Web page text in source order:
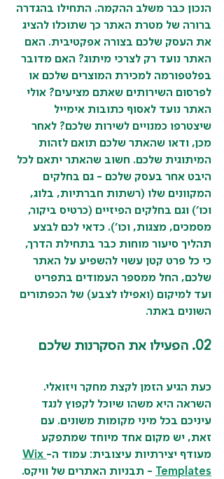
הנכון כבר משלב ההקמה. התחילו בהגדרה
ברורה של מטרת האתר כך שתוכלו להציג
את העסק שלכם בצורה אפקטיבית. האם
האתר נועד רק לצרכי מיתוג? האם מדובר
בפלטפורמה למכירת המוצרים שלכם או
לפרסום השירותים שאתם מציעים? אולי
האתר נועד לאסוף כתובות אימייל
שיצטרפו כמנויים לשירות שלכם? לאחר
מכן, ודאו שהאתר שלכם תואם לזהות
המיתוגית שלכם. חשוב שהאתר יתאם לכל
היבט אחר בעסק שלכם - גם בחלקים
המקוונים שלו (רשתות חברתיות, בלוג,
וכו') וגם בחלקים הפיזיים (כרטיס ביקור,
מסמכים, מצגות, וכו'). כדאי לכם לבצע
תהליך סיעור מוחות כבר בתחילת הדרך,
כי כל פרט קטן עשוי להשפיע על האתר
שלכם, החל ממספר העמודים בתפריט
ועד למיקום (ואפילו לצבע) של הכפתורים
השונים באתר.
02. הפעילו את הסקרנות שלכם
כעת הגיע הזמן לקצת מחקר ויזואלי.
השראה היא משהו שיוכל לקפוץ לנגד
עיניכם בכל מיני מקומות משונים. עם
זאת, יש מקום אחד מיוחד שמתפקע
מעודף יצירתיות עיצובית: עמוד ה- Wix
Templates - תבניות האתרים של וויקס.